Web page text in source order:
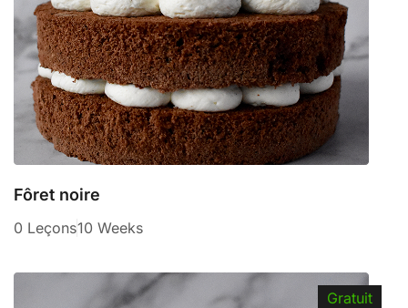
Fôret noire
0 Leçons10 Weeks
Gratuit